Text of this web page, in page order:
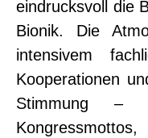
eindrucksvoll die
Bionik. Die
intensivem
Kooperationen
Stimmung